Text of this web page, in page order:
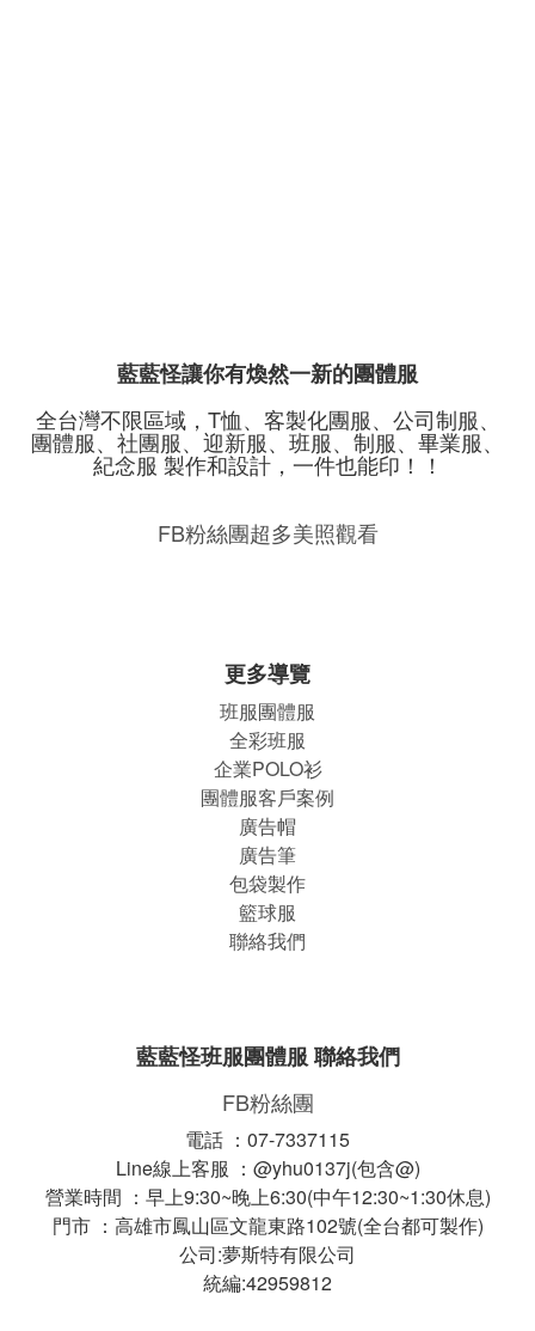
藍藍怪讓你有煥然一新的團體服
全台灣不限區域，T恤、客製化團服、公司制服、
團體服、社團服、迎新服、班服、制服、畢業服、
紀念服 製作和設計，一件也能印！！
FB粉絲團超多美照觀看
更多導覽
班服團體服
全彩班服
企業POLO衫
團體服客戶案例
廣告帽
廣告筆
包袋製作
籃球服
聯絡我們
藍藍怪班服團體服 聯絡我們
FB粉絲團
電話 ：07-7337115
Line線上客服 ：@yhu0137j(包含@)
營業時間 ：早上9:30~晚上6:30(中午12:30~1:30休息)
門市 ：高雄市鳳山區文龍東路102號(全台都可製作)
公司:夢斯特有限公司
統編:42959812